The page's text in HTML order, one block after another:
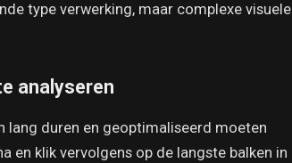
type verwerking, maar complexe visuele
analyseren
lang duren en geoptimaliseerd moeten
en klik vervolgens op de langste balken in